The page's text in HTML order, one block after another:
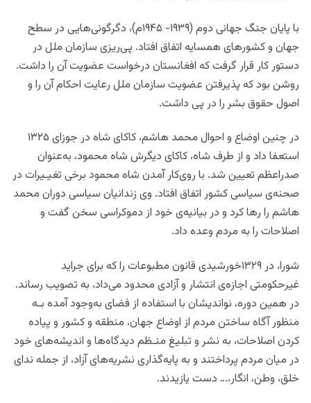
با پایان جنگ جهانی دوم (١٩٣٩- ١٩۴۵م)، دگرگونی‌هایی در سطح
جهان و کشورهای همسایه اتفاق افتاد. پی‌ریزی سازمان ملل در
دستور کار قرار گرفت که افغانستان درخواست عضویت آن را داشت.
روشن بود که پذیرفتن عضویت سازمان ملل رعایت احکام آن را و
اصول حقوق بشر را در پی داشت.
در چنین اوضاع و احوال محمد هاشم، کاکای شاه در جوزای ١٣٢۵
استعفا داد و از طرف شاه، کاکای دیگرش شاه محمود، به‌عنوان
صدراعظم تعیین شد. با روی‌کار آمدن شاه محمود برخی تغیـیرات در
صحنه‌ی سیاسی کشور اتفاق افتاد. وی زندانیان سیاسی دوران محمد
هاشم را رها کرد و در بیانیه‌ی‌ خود از دموکراسی سخن گفت و
اصلاحات را به مردم وعده داد.
شورا، در ١٣٢٩خورشیدی قانون مطبوعات را که برای جراید
غیرحکومتی اجازه‌ی انتشار و آزادی محدود می‌داد، به تصویب رساند.
در همین دوره، نواندیشان با استفاده از فضای به‌وجود آمده بـه
منظور آگاه ساختن مردم از اوضاع جهان، منطقه و کشور و پیاده
کردن اصلاحات، به نشر و تبلیغ منـظم دیدگاه‌ها و اندیشه‌های خود
در میان مردم پرداختند و به پایه‌گذاری نشریه‌های آزاد، از جمله ندای
خلق، وطن، انگار،… دست یازیدند.